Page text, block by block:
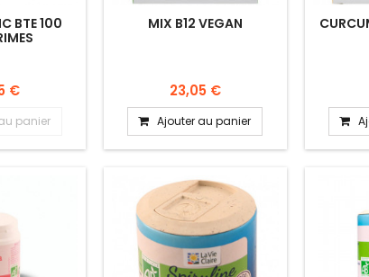
BTE 100
€
panier
MIX B12 VEGAN
23,05 €
Ajouter au panier